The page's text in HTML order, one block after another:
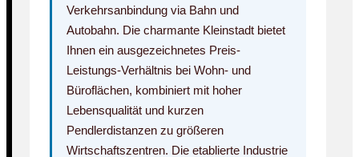
Verkehrsanbindung via Bahn und
Autobahn. Die charmante Kleinstadt bietet
Ihnen ein ausgezeichnetes Preis-
Leistungs-Verhältnis bei Wohn- und
Büroflächen, kombiniert mit hoher
Lebensqualität und kurzen
Pendlerdistanzen zu größeren
Wirtschaftszentren. Die etablierte Industrie